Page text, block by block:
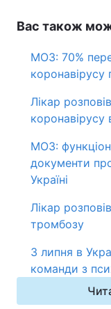
Вас також
МОЗ: 70%
коронавірусу
Лікар
коронавірусу
МОЗ:
документи
Україні
Лікар
тромбозу
З липня в
команди з